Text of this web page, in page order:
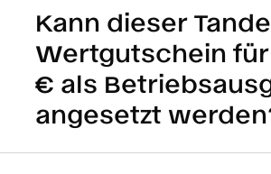
Kann dieser
Wertgutschein für
€ als
angesetzt